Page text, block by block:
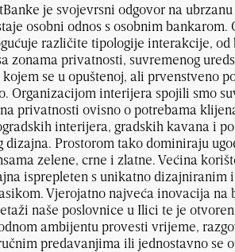
je svojevrsni odgovor na
osobni odnos s osobnim
različite tipologije interakcije,
zonama privatnosti, suvremenog
se u opuštenoj, ali prvenstveno
Organizacijom interijera spojili smo
privatnosti ovisno o potrebama
interijera, gradskih kavana i
dizajna. Prostorom tako dominiraju
zelene, crne i zlatne. Većina
isprepleten s unikatno
Vjerojatno najveća inovacija na
naše poslovnice u Ilici te je
ambijentu provesti vrijeme,
predavanjima ili jednostavno se